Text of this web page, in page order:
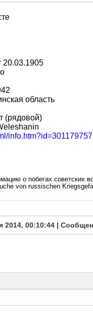
20.03.1905
область
(рядовой)
info.htm?id=301179757
о побегах советских
von russischen
2014, 00:10:44 |